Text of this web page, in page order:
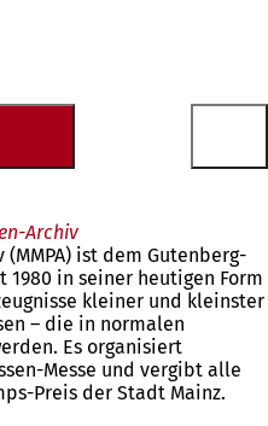
Archiv
ist dem Gutenberg-
1980 in seiner heutigen Form
kleiner und kleinster
– die in normalen
Es organisiert
Messe und vergibt alle
Preis der Stadt Mainz.